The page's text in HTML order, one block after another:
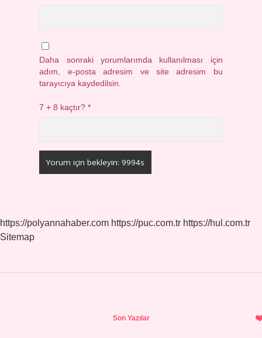
Daha sonraki yorumlarımda kullanılması için
adım, e-posta adresim ve site adresim bu
tarayıcıya kaydedilsin.
7 + 8 kaçtır?*
https://polyannahaber.com https://puc.com.tr https://hul.com.tr
Sitemap
Son Yazılar